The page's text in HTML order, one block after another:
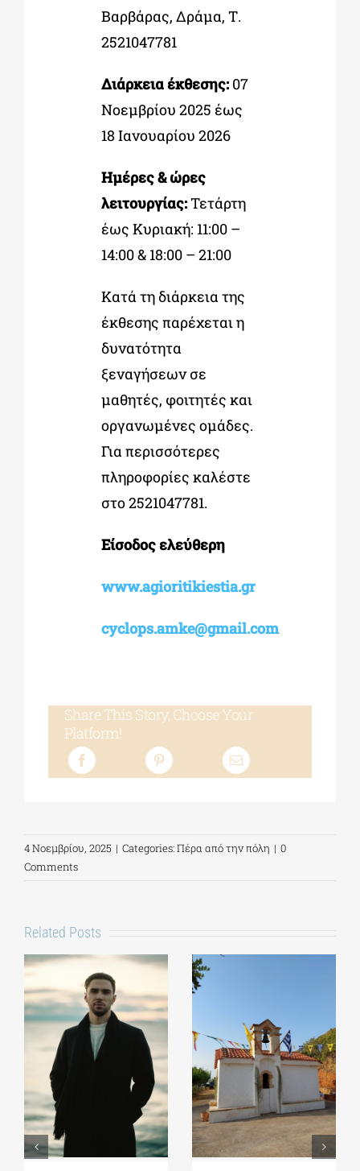
Βαρβάρας, Δράμα, Τ.
2521047781
Διάρκεια έκθεσης:07
Νοεμβρίου 2025 έως
18 Ιανουαρίου 2026
Ημέρες & ώρες
λειτουργίας:Τετάρτη
έως Κυριακή: 11:00 –
14:00 & 18:00 – 21:00
Κατά τη διάρκεια της
έκθεσης παρέχεται η
δυνατότητα
ξεναγήσεων σε
μαθητές, φοιτητές και
οργανωμένες ομάδες.
Για περισσότερες
πληροφορίες καλέστε
στο 2521047781.
Είσοδος ελεύθερη
www.agioritikiestia.gr
cyclops.amke@gmail.com
Share This Story, Choose Your
Platform!
4 Νοεμβρίου, 2025 | Categories:Πέρα από την πόλη | 0
Comments
Related Posts